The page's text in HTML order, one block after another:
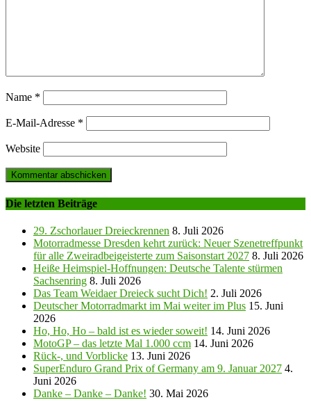
Name *
E-Mail-Adresse *
Website
Die letzten Beiträge
29. Zschorlauer Dreieckrennen 8. Juli 2026
Motorradmesse Dresden kehrt zurück: Neuer Szenetreffpunkt
für alle Zweiradbeigeisterte zum Saisonstart 2027 8. Juli 2026
Heiße Heimspiel-Hoffnungen: Deutsche Talente stürmen
Sachsenring 8. Juli 2026
Das Team Weidaer Dreieck sucht Dich! 2. Juli 2026
Deutscher Motorradmarkt im Mai weiter im Plus 15. Juni
2026
Ho, Ho, Ho – bald ist es wieder soweit! 14. Juni 2026
MotoGP – das letzte Mal 1.000 ccm 14. Juni 2026
Rück-, und Vorblicke 13. Juni 2026
SuperEnduro Grand Prix of Germany am 9. Januar 2027 4.
Juni 2026
Danke – Danke – Danke! 30. Mai 2026